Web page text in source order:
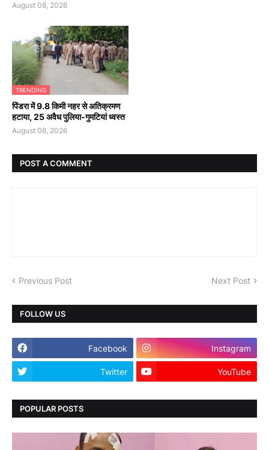
August 08, 2026
TRENDING
पिंडरा में 9.8 किमी नहर से अतिक्रमण
हटाया, 25 अवैध पुलिया-गुमटियां ध्वस्त
August 08, 2026
POST A COMMENT
Previous Post Next Post
FOLLOW US
Facebook Instagram
Twitter YouTube
POPULAR POSTS